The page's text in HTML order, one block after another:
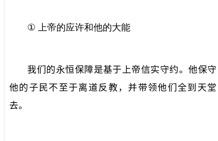
① 上帝的应许和他的大能
我们的永恒保障是基于上帝信实守约。他保守
他的子民不至于离道反教，并带领他们全到天堂
去。